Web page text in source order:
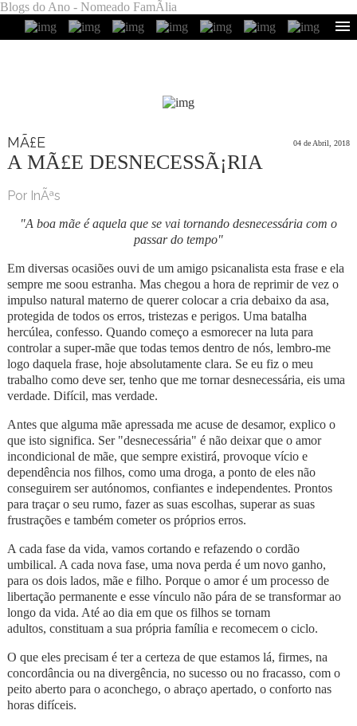
Blogs do Ano - Nomeado FamÃ­lia
MÃ£E 04 de Abril, 2018
A MÃ£E DESNECESSÃ¡RIA
Por InÃªs
"A boa mãe é aquela que se vai tornando desnecessária com o
passar do tempo"
Em diversas ocasiões ouvi de um amigo psicanalista esta frase e ela
sempre me soou estranha. Mas chegou a hora de reprimir de vez o
impulso natural materno de querer colocar a cria debaixo da asa,
protegida de todos os erros, tristezas e perigos. Uma batalha
hercúlea, confesso. Quando começo a esmorecer na luta para
controlar a super-mãe que todas temos dentro de nós, lembro-me
logo daquela frase, hoje absolutamente clara. Se eu fiz o meu
trabalho como deve ser, tenho que me tornar desnecessária, eis uma
verdade. Difícil, mas verdade.
Antes que alguma mãe apressada me acuse de desamor, explico o
que isto significa. Ser "desnecessária" é não deixar que o amor
incondicional de mãe, que sempre existirá, provoque vício e
dependência nos filhos, como uma droga, a ponto de eles não
conseguirem ser autónomos, confiantes e independentes. Prontos
para traçar o seu rumo, fazer as suas escolhas, superar as suas
frustrações e também cometer os próprios erros.
A cada fase da vida, vamos cortando e refazendo o cordão
umbilical. A cada nova fase, uma nova perda é um novo ganho,
para os dois lados, mãe e filho. Porque o amor é um processo de
libertação permanente e esse vínculo não pára de se transformar ao
longo da vida. Até ao dia em que os filhos se tornam
adultos, constituam a sua própria família e recomecem o ciclo.
O que eles precisam é ter a certeza de que estamos lá, firmes, na
concordância ou na divergência, no sucesso ou no fracasso, com o
peito aberto para o aconchego, o abraço apertado, o conforto nas
horas difíceis.